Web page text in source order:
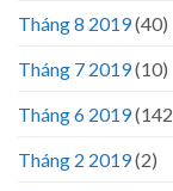
Tháng 8 2019(40)
Tháng 7 2019(10)
Tháng 6 2019
Tháng 2 2019(2)